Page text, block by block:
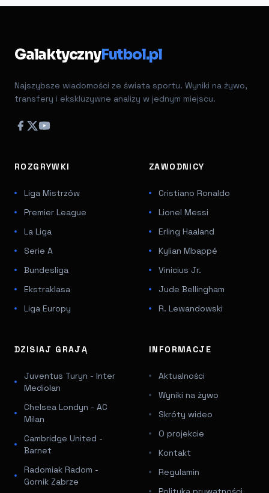
GalaktycznyFutbol.pl
Najszybsze wiadomości ze świata sportu. Wyniki na żywo,
transfery i ekskluzywne analizy w jednym miejscu.
ROZGRYWKI
Liga Mistrzów
Premier League
La Liga
Serie A
Bundesliga
Ekstraklasa
Liga Europy
ZAWODNICY
Cristiano Ronaldo
Lionel Messi
Erling Haaland
Kylian Mbappé
Vinicius Jr.
Jude Bellingham
R. Lewandowski
DZISIAJ GRAJĄ
Juventus Turyn - Inter
Mediolan
Chelsea Londyn - AC
Milan
Cambridge United -
Barnet
Radomiak Radom -
Gornik Zabrze
INFORMACJE
Aktualności
Wyniki na żywo
Skróty wideo
O projekcie
Kontakt
Regulamin